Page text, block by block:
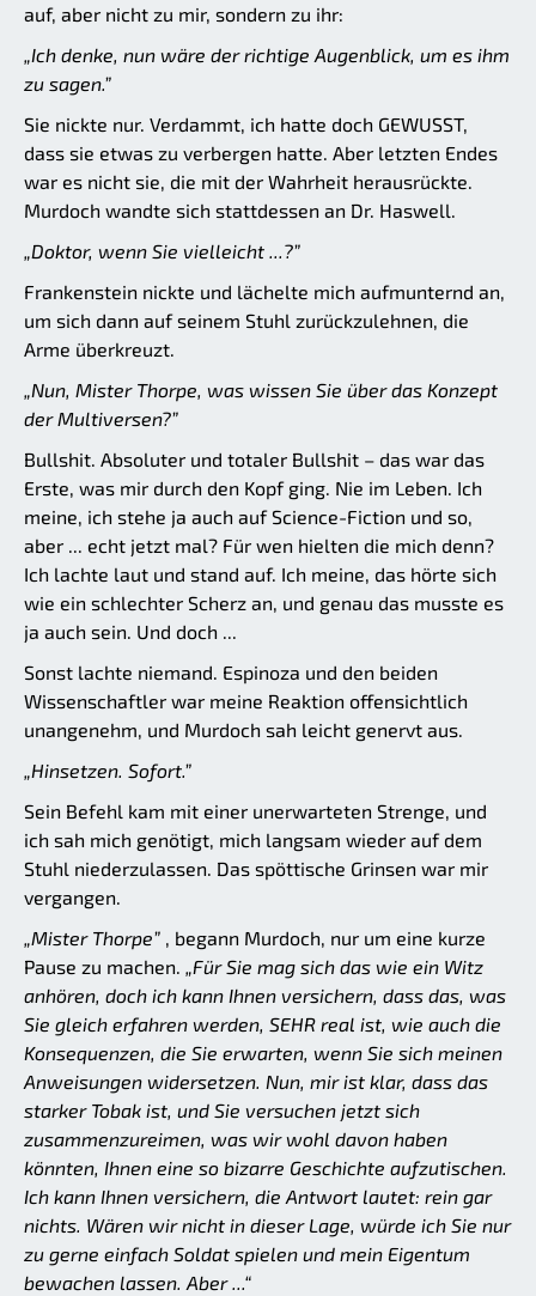
auf, aber nicht zu mir, sondern zu ihr:
„Ich denke, nun wäre der richtige Augenblick, um es ihm
zu sagen.”
Sie nickte nur. Verdammt, ich hatte doch GEWUSST,
dass sie etwas zu verbergen hatte. Aber letzten Endes
war es nicht sie, die mit der Wahrheit herausrückte.
Murdoch wandte sich stattdessen an Dr. Haswell.
„Doktor, wenn Sie vielleicht ...?”
Frankenstein nickte und lächelte mich aufmunternd an,
um sich dann auf seinem Stuhl zurückzulehnen, die
Arme überkreuzt.
„Nun, Mister Thorpe, was wissen Sie über das Konzept
der Multiversen?”
Bullshit. Absoluter und totaler Bullshit – das war das
Erste, was mir durch den Kopf ging. Nie im Leben. Ich
meine, ich stehe ja auch auf Science-Fiction und so,
aber ... echt jetzt mal? Für wen hielten die mich denn?
Ich lachte laut und stand auf. Ich meine, das hörte sich
wie ein schlechter Scherz an, und genau das musste es
ja auch sein. Und doch ...
Sonst lachte niemand. Espinoza und den beiden
Wissenschaftler war meine Reaktion offensichtlich
unangenehm, und Murdoch sah leicht genervt aus.
„Hinsetzen. Sofort.”
Sein Befehl kam mit einer unerwarteten Strenge, und
ich sah mich genötigt, mich langsam wieder auf dem
Stuhl niederzulassen. Das spöttische Grinsen war mir
vergangen.
„Mister Thorpe” , begann Murdoch, nur um eine kurze
Pause zu machen.
„Für Sie mag sich das wie ein Witz
anhören, doch ich kann Ihnen versichern, dass das, was
Sie gleich erfahren werden, SEHR real ist, wie auch die
Konsequenzen, die Sie erwarten, wenn Sie sich meinen
Anweisungen widersetzen. Nun, mir ist klar, dass das
starker Tobak ist, und Sie versuchen jetzt sich
zusammenzureimen, was wir wohl davon haben
könnten, Ihnen eine so bizarre Geschichte aufzutischen.
Ich kann Ihnen versichern, die Antwort lautet: rein gar
nichts. Wären wir nicht in dieser Lage, würde ich Sie nur
zu gerne einfach Soldat spielen und mein Eigentum
bewachen lassen. Aber ...“